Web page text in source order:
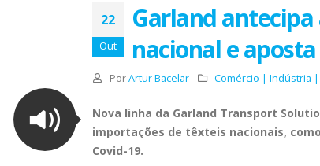
22
Out
Garland
nacional e
PorArtur Bacelar Comércio | Indústria |
Nova linha da Garland Transport
importações de têxteis nacionais,
Covid-19.